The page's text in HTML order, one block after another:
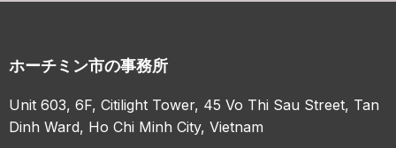
ホーチミン市の事務所
Unit 603, 6F, Citilight Tower, 45 Vo Thi Sau Street, Tan
Dinh Ward, Ho Chi Minh City, Vietnam